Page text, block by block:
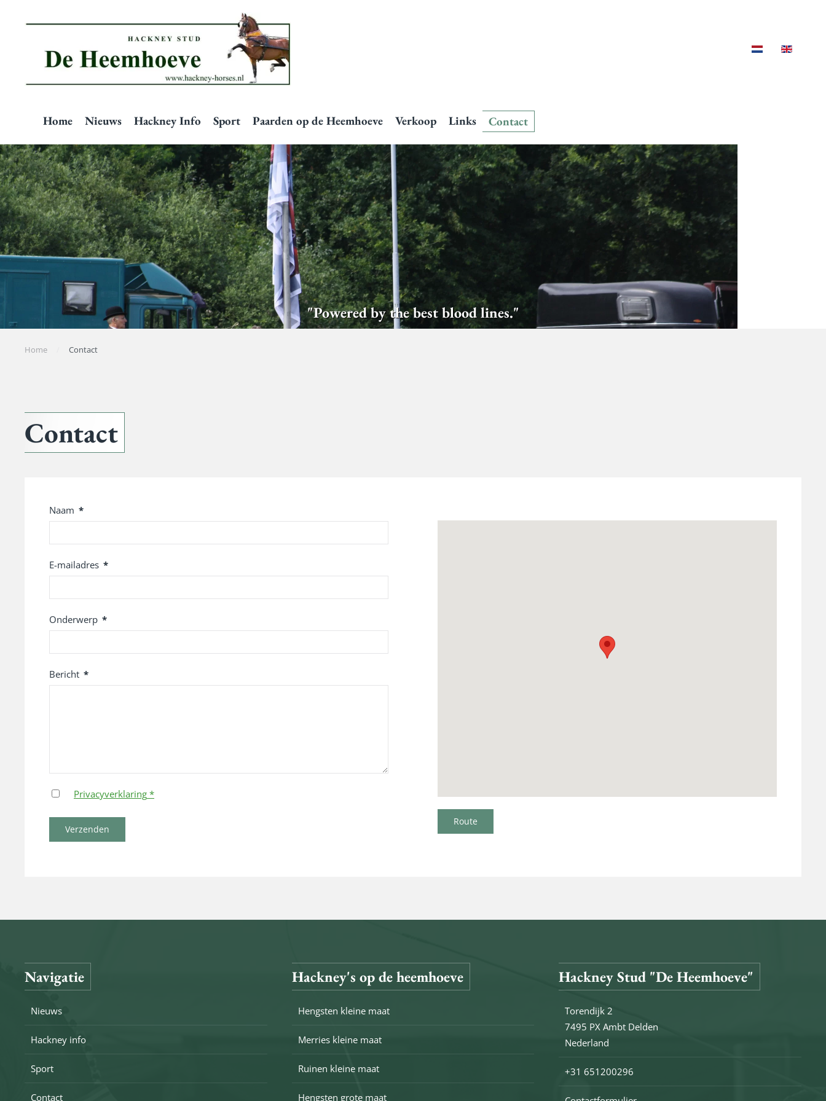
Skip to main content
Home Nieuws Hackney Info Sport Paarden op de Heemhoeve Verkoop Links Contact
"Powered by the best blood lines."
Home Contact
Contact
Naam *
E-mailadres *
Onderwerp *
Bericht *
Privacyverklaring *
Verzenden
Route
Navigatie
Nieuws
Hackney info
Sport
Contact
Hackney's op de heemhoeve
Hengsten kleine maat
Merries kleine maat
Ruinen kleine maat
Hengsten grote maat
Hackney Stud "De Heemhoeve"
Torendijk 2
7495 PX Ambt Delden
Nederland
+31 651200296